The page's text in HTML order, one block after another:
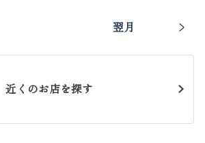
翌月
くのお店を探す